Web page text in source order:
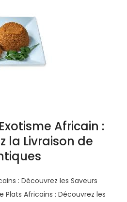
Africain :
la Livraison de
: Découvrez les Saveurs
Plats Africains : Découvrez les